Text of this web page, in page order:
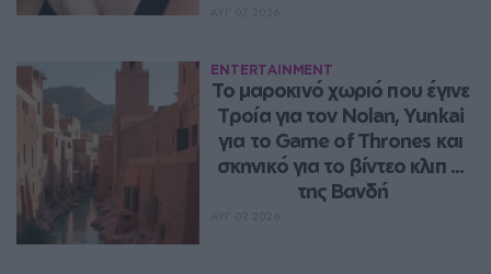
ENTERTAINMENT
Το μαροκινό χωριό που έγινε
Τροία για τον Nolan, Yunkai
για το Game of Thrones και
σκηνικό για το βίντεο κλιπ ...
της Βανδή